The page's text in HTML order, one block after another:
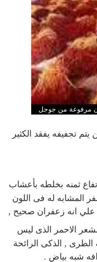
مرفوعة من جوجل
تجفيفه يفقد الكثير
ثمنه بخلطه بأعشاب
المشابه له فى اللون
علي انه زعفران صحيح ,
الاحمر الذى ليس
, الذكى الرائحة
شبه بياض .